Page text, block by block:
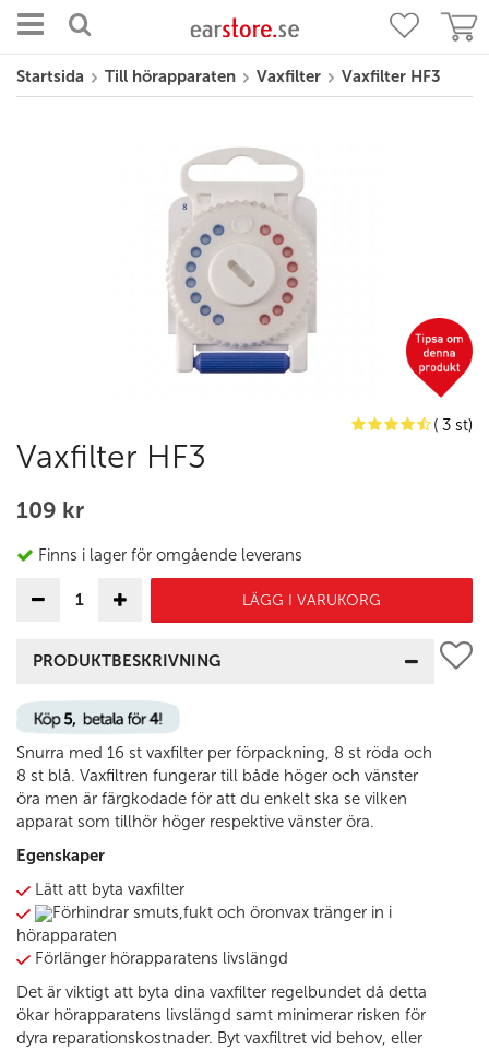
Startsida Till hörapparaten Vaxfilter Vaxfilter HF3
( 3 st)
Vaxfilter HF3
109 kr
Finns i lager för omgående leverans
LÄGG I VARUKORG
PRODUKTBESKRIVNING
Snurra med 16 st vaxfilter per förpackning, 8 st röda och
8 st blå. Vaxfiltren fungerar till både höger och vänster
öra men är färgkodade för att du enkelt ska se vilken
apparat som tillhör höger respektive vänster öra.
Egenskaper
Lätt att byta vaxfilter
Förhindrar smuts,fukt och öronvax tränger in i
hörapparaten
Förlänger hörapparatens livslängd
Det är viktigt att byta dina vaxfilter regelbundet då detta
ökar hörapparatens livslängd samt minimerar risken för
dyra reparationskostnader. Byt vaxfiltret vid behov, eller